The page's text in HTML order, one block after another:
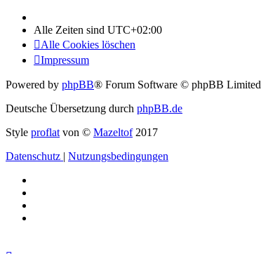
Alle Zeiten sind UTC+02:00
Alle Cookies löschen
Impressum
Powered by phpBB® Forum Software © phpBB Limited
Deutsche Übersetzung durch phpBB.de
Style proflat von © Mazeltof2017
Datenschutz | Nutzungsbedingungen